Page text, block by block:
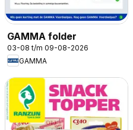
GAMMA folder
03-08 t/m 09-08-2026
GAMMA